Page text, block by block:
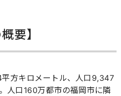
要】
方キロメートル、人口9,347
人口160万都市の福岡市に隣